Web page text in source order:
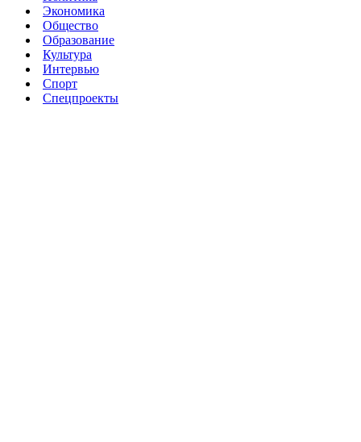
Экономика
Общество
Образование
Культура
Интервью
Спорт
Спецпроекты